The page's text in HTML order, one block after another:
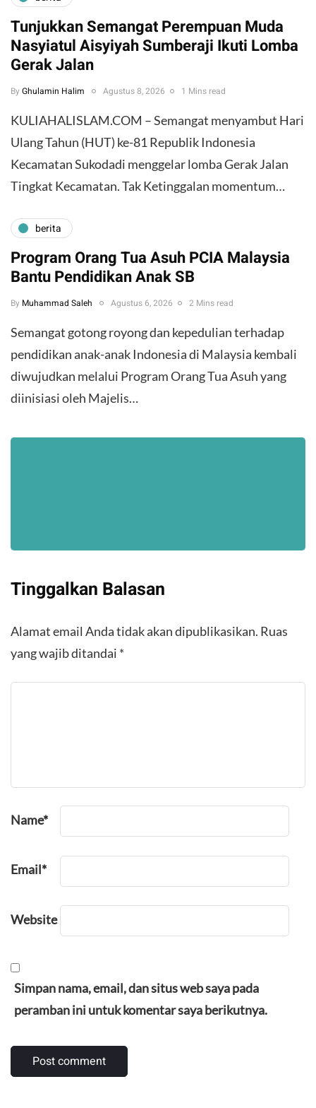
Tunjukkan Semangat Perempuan Muda
Nasyiatul Aisyiyah Sumberaji Ikuti Lomba
Gerak Jalan
By Ghulamin Halim Agustus 8, 2026 1 Mins read
KULIAHALISLAM.COM – Semangat menyambut Hari
Ulang Tahun (HUT) ke-81 Republik Indonesia
Kecamatan Sukodadi menggelar lomba Gerak Jalan
Tingkat Kecamatan. Tak Ketinggalan momentum…
berita
Program Orang Tua Asuh PCIA Malaysia
Bantu Pendidikan Anak SB
By Muhammad Saleh Agustus 6, 2026 2 Mins read
​Semangat gotong royong dan kepedulian terhadap
pendidikan anak-anak Indonesia di Malaysia kembali
diwujudkan melalui Program Orang Tua Asuh yang
diinisiasi oleh Majelis…
Tinggalkan Balasan
Alamat email Anda tidak akan dipublikasikan. Ruas
yang wajib ditandai *
Name*
Email*
Website
Simpan nama, email, dan situs web saya pada
peramban ini untuk komentar saya berikutnya.